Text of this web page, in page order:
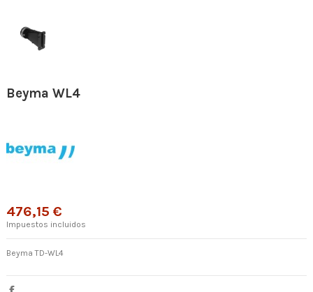
Beyma WL4
476,15 €
Impuestos incluidos
Beyma TD-WL4